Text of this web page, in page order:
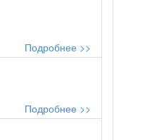
Подробнее >>
Подробнее >>